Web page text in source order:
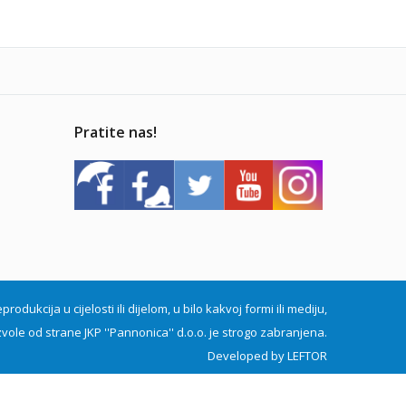
Pratite nas!
u cijelosti ili dijelom, u bilo kakvoj formi ili mediju,
od strane JKP ''Pannonica'' d.o.o. je strogo zabranjena.
Developed byLEFTOR